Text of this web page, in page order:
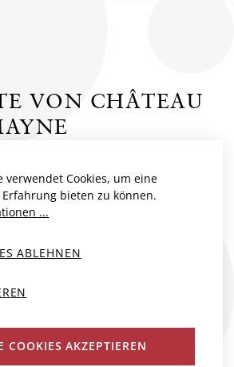
VON CHÂTEAU
verwendet Cookies, um eine
bieten zu können.
...
ABLEHNEN
COOKIES AKZEPTIEREN